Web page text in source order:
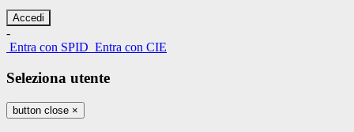
-
Entra con SPID Entra con CIE
Seleziona utente
button close ×